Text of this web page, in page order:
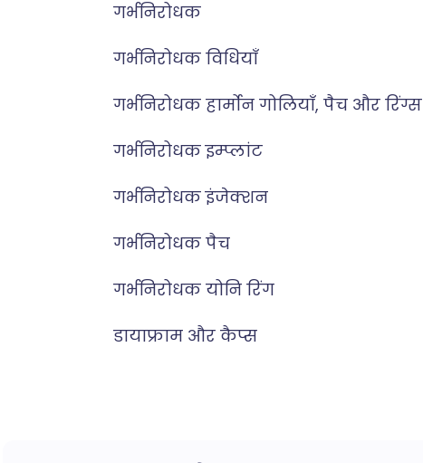
गर्भनिरोधक
गर्भनिरोधक विधियाँ
गर्भनिरोधक हार्मोन गोलियाँ, पैच और रिंग्स
गर्भनिरोधक इम्प्लांट
गर्भनिरोधक इंजेक्शन
गर्भनिरोधक पैच
गर्भनिरोधक योनि रिंग
डायाफ्राम और कैप्स